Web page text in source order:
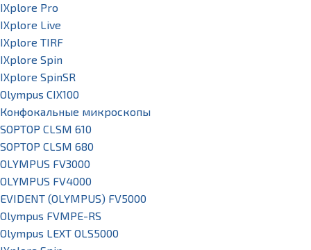
IXplore Pro
IXplore Live
IXplore TIRF
IXplore Spin
IXplore SpinSR
Olympus CIX100
Конфокальные микроскопы
SOPTOP CLSM 610
SOPTOP CLSM 680
OLYMPUS FV3000
OLYMPUS FV4000
EVIDENT (OLYMPUS) FV5000
Olympus FVMPE-RS
Olympus LEXT OLS5000